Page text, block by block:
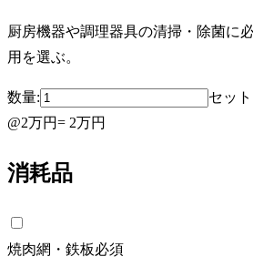
厨房機器や調理器具の清掃・除菌に
用を選ぶ。
数量:
セット
@2万円= 2万円
消耗品
焼肉網・鉄板必須